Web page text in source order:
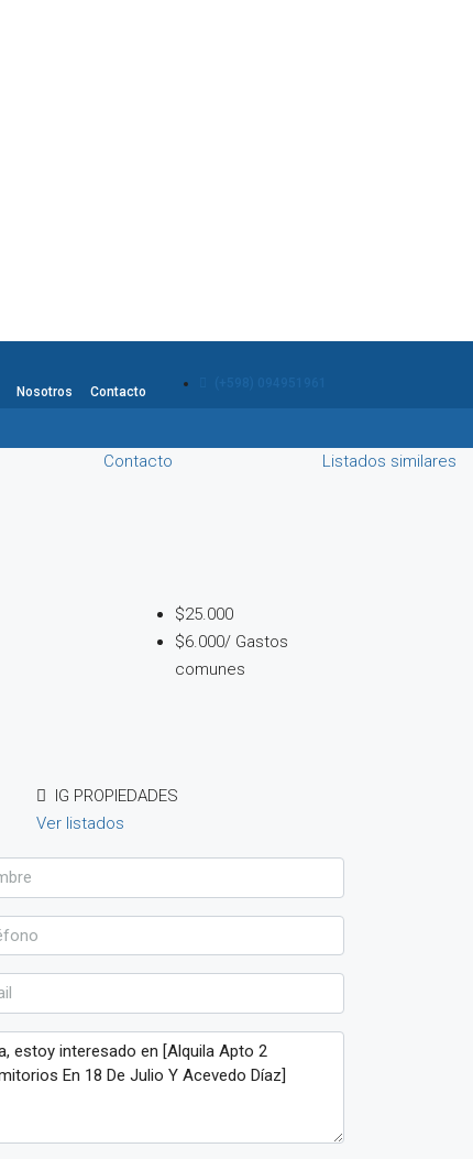
Nosotros Contacto
Contacto Listados similares
$25.000
$6.000/ Gastos
comunes
IG PROPIEDADES
Ver listados